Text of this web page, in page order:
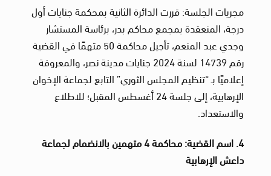
مجريات الجلسة: قررت الدائرة الثانية بمحكمة جنايات أول
درجة، المنعقدة بمجمع محاكم بدر، برئاسة المستشار
وجدي عبد المنعم، تأجيل محاكمة 50 متهمًا في القضية
رقم 14739 لسنة 2024 جنايات مدينة نصر، والمعروفة
إعلاميًا بـ “تنظيم المجلس الثوري” التابع لجماعة الإخوان
الإرهابية، إلى جلسة 24 أغسطس المقبل؛ للاطلاع
والاستعداد.
4. اسم القضية: محاكمة 4 متهمين بالانضمام لجماعة
داعش الإرهابية